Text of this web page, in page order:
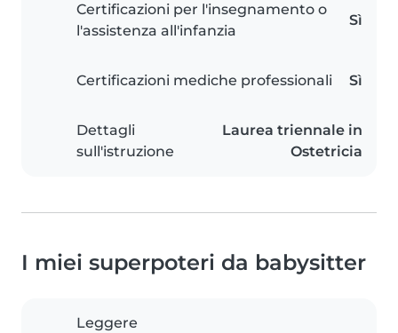
Certificazioni per l'insegnamento o
l'assistenza all'infanzia
Sì
Certificazioni mediche professionali Sì
Dettagli
sull'istruzione
Laurea triennale in
Ostetricia
I miei superpoteri da babysitter
Leggere